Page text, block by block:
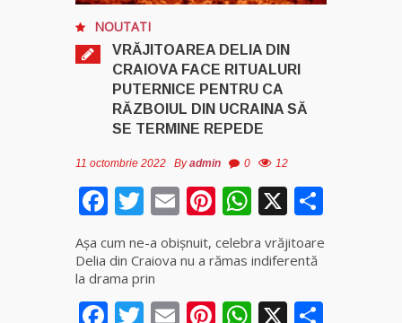
NOUTATI
VRĂJITOAREA DELIA DIN
CRAIOVA FACE RITUALURI
PUTERNICE PENTRU CA
RĂZBOIUL DIN UCRAINA SĂ
SE TERMINE REPEDE
11 octombrie 2022 Byadmin 0 12
Facebook
Twitter
EmailPinterest
WhatsApp
X
Așa cum ne-a obișnuit, celebra vrăjitoare
Delia din Craiova nu a rămas indiferentă
la drama prin
Facebook
Twitter
EmailPinterest
WhatsApp
X